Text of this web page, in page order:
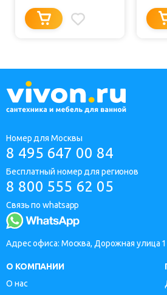
Номер для Москвы
8 495 647 00 84
Бесплатный номер для регионов
8 800 555 62 05
Связь по whatsapp
Адрес офиса: Москва, Дорожная улица 1
О КОМПАНИИ
О нас